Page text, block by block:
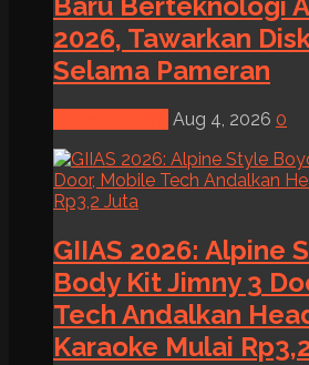
Baru Berteknologi
2026, Tawarkan
Selama Pameran
Aug 4, 2026 0
GIIAS 2026: Alpine
Body Kit Jimny 3
Tech Andalkan
Karaoke Mulai